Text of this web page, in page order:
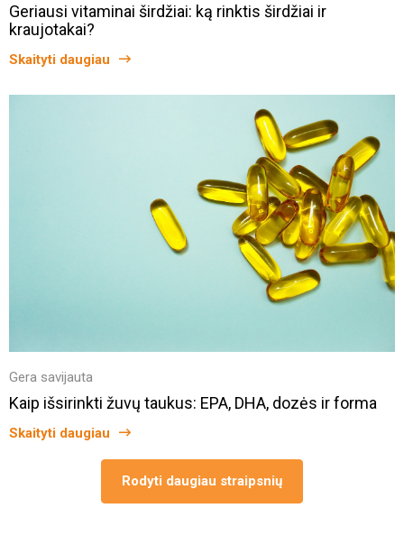
Geriausi vitaminai širdžiai: ką rinktis širdžiai ir
kraujotakai?
Skaityti daugiau
Gera savijauta
Kaip išsirinkti žuvų taukus: EPA, DHA, dozės ir forma
Skaityti daugiau
Rodyti daugiau straipsnių